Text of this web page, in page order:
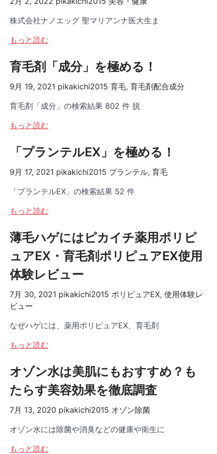
株式会社ナノエッグ 聖マリアンナ医大生ま
もっと読む
育毛剤「成分」を極める！
9月 19, 2021 pikakichi2015 育毛, 育毛剤配合成分
育毛剤「成分」の検索結果 802 件 脱
もっと読む
「プランテルEX」を極める！
9月 17, 2021 pikakichi2015 プランテル, 育毛
「プランテルEX」の検索結果 52 件
もっと読む
薄毛ハゲにはピカイチ薬用ポリピ
ュアEX・育毛剤ポリピュアEX使用
体験レビュー
7月 30, 2021 pikakichi2015 ポリピュアEX, 使用体験レ
ビュー
なぜハゲには、薬用ポリピュアEX、育毛剤
もっと読む
オゾン水は美肌にもおすすめ？も
たらす美容効果を徹底調査
7月 13, 2020 pikakichi2015 オゾン除菌
オゾン水には除菌や消臭などの健康や衛生に
もっと読む